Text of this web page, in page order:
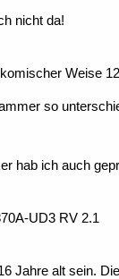
nicht da!
Weise
so
hab ich auch
UD3 RV 2.1
Jahre alt sein.